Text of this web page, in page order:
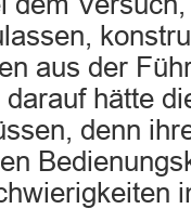
aus der
hätte
denn